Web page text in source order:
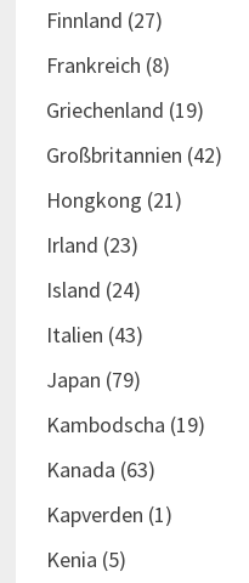
Finnland (27)
Frankreich (8)
Griechenland (19)
Großbritannien (42)
Hongkong (21)
Irland (23)
Island (24)
Italien (43)
Japan (79)
Kambodscha (19)
Kanada (63)
Kapverden (1)
Kenia (5)